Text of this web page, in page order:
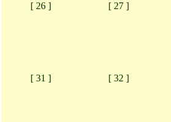
[ 26 ] [ 27 ]
[ 31 ] [ 32 ]